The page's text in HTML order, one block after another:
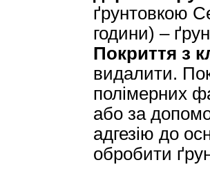
ґрунтовкою
години) –
Покриття з
видалити.
полімерних
або за
адгезію до
обробити